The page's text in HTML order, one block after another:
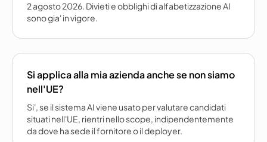
2 agosto 2026. Divieti e obblighi di alfabetizzazione AI
sono gia' in vigore.
Si applica alla mia azienda anche se non siamo
nell'UE?
Si', se il sistema AI viene usato per valutare candidati
situati nell'UE, rientri nello scope, indipendentemente
da dove ha sede il fornitore o il deployer.